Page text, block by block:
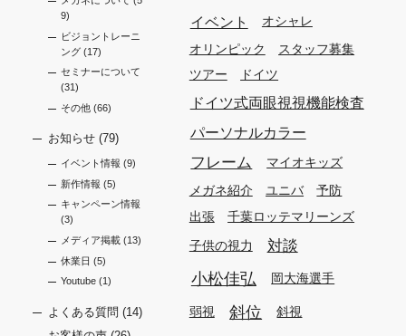
9)
ビジョントレーニ
ング(17)
セミナーについて
(31)
その他(66)
お知らせ(79)
イベント情報 (9)
新作情報 (5)
キャンペーン情報
(3)
メディア掲載(13)
休業日 (5)
Youtube(1)
よくある質問 (14)
イベント
オシャレ
オリンピック
スタッフ募集
ツアー
ドイツ
ドイツ式両眼視視機能検査
パーソナルカラー
フレーム
マイオキッズ
メガネ紹介
ユニバ
予防
出張
千葉ロッテマリーンズ
子供の視力
対談
小松佳弘 岡大海選手
弱視 斜位 斜視